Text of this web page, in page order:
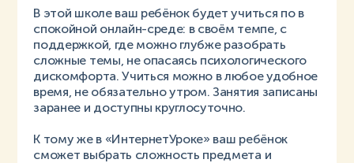
В этой школе ваш ребёнок будет учиться по в
спокойной онлайн-среде: в своём темпе, с
поддержкой, где можно глубже разобрать
сложные темы, не опасаясь психологического
дискомфорта. Учиться можно в любое удобное
время, не обязательно утром. Занятия записаны
заранее и доступны круглосуточно.
К тому же в «ИнтернетУроке» ваш ребёнок
сможет выбрать сложность предмета и